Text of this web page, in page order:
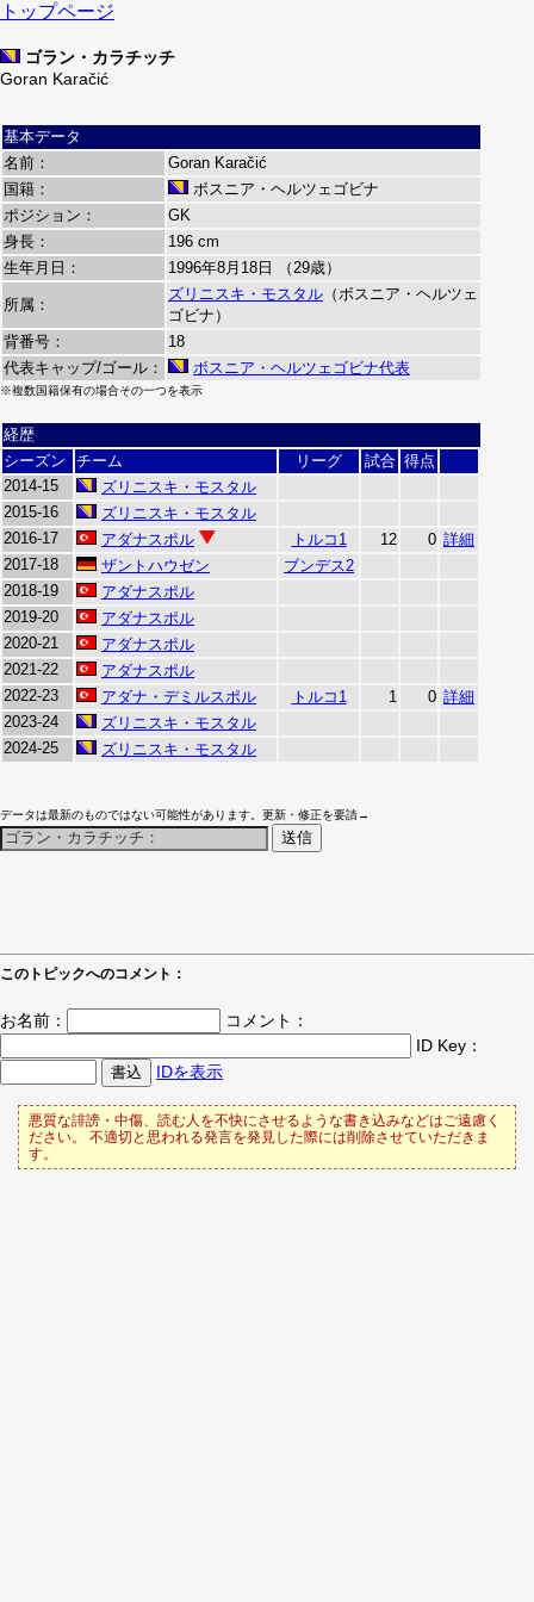
トップページ
ゴラン・カラチッチ
Goran Karačić
基本データ
名前：
Goran Karačić
国籍：
ボスニア・ヘルツェゴビナ
ポジション：
GK
身長：
196 cm
生年月日：
1996年8月18日 （29歳）
所属：
ズリニスキ・モスタル （ボスニア・ヘルツェ
ゴビナ）
背番号：
18
代表キャップ/ゴール：
ボスニア・ヘルツェゴビナ代表
※複数国籍保有の場合その一つを表示
経歴
シーズン
チーム リーグ 試合 得点
2014-15
ズリニスキ・モスタル
2015-16
ズリニスキ・モスタル
2016-17
アダナスポル トルコ1 12 0 詳細
2017-18
ザントハウゼン
ブンデス2
2018-19
アダナスポル
2019-20
アダナスポル
2020-21
アダナスポル
2021-22
アダナスポル
2022-23
アダナ・デミルスポル トルコ1 1 0 詳細
2023-24
ズリニスキ・モスタル
2024-25
ズリニスキ・モスタル
データは最新のものではない可能性があります。更新・修正を要請→
このトピックへのコメント：
お名前：
コメント：
ID Key：
IDを表示
悪質な誹謗・中傷、読む人を不快にさせるような書き込みなどはご遠慮く
ださい。 不適切と思われる発言を発見した際には削除させていただきま
す。